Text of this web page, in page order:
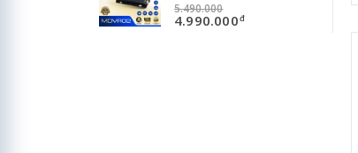
5.490.000
4.990.000đ